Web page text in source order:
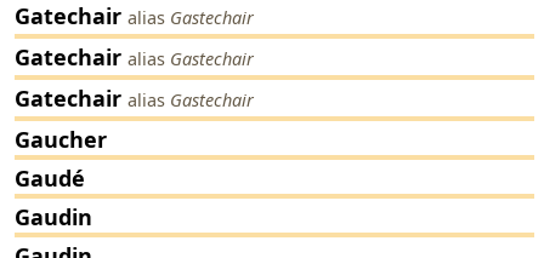
Gatechair alias Gastechair
Gatechair alias Gastechair
Gatechair alias Gastechair
Gaucher
Gaudé
Gaudin